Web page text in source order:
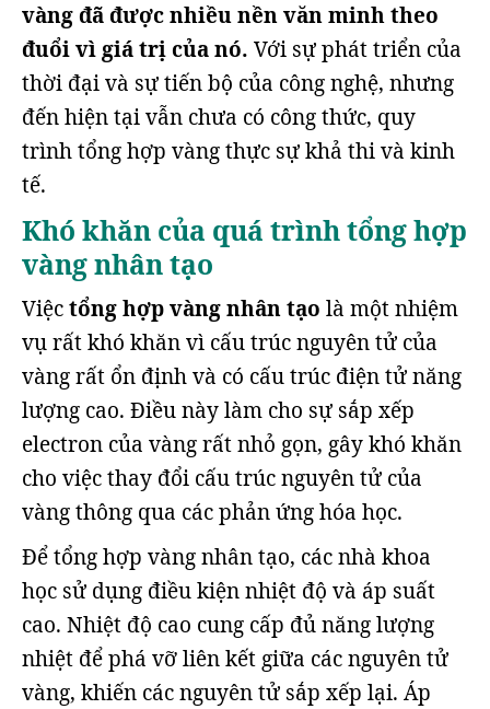
vàng đã được nhiều nền văn minh theo
đuổi vì giá trị của nó. Với sự phát triển của
thời đại và sự tiến bộ của công nghệ, nhưng
đến hiện tại vẫn chưa có công thức, quy
trình tổng hợp vàng thực sự khả thi và kinh
tế.
Khó khăn của quá trình tổng hợp
vàng nhân tạo
Việctổng hợp vàng nhân tạo là một nhiệm
vụ rất khó khăn vì cấu trúc nguyên tử của
vàng rất ổn định và có cấu trúc điện tử năng
lượng cao. Điều này làm cho sự sắp xếp
electron của vàng rất nhỏ gọn, gây khó khăn
cho việc thay đổi cấu trúc nguyên tử của
vàng thông qua các phản ứng hóa học.
Để tổng hợp vàng nhân tạo, các nhà khoa
học sử dụng điều kiện nhiệt độ và áp suất
cao. Nhiệt độ cao cung cấp đủ năng lượng
nhiệt để phá vỡ liên kết giữa các nguyên tử
vàng, khiến các nguyên tử sắp xếp lại. Áp